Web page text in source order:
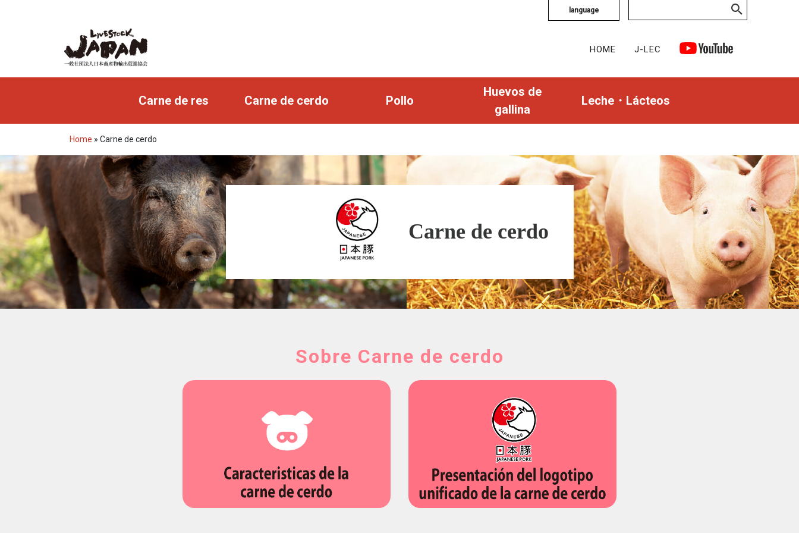
language
HOME J-LEC
Carne de res Carne de cerdo Pollo
Huevos de
gallina
Leche・Lácteos
Home » Carne de cerdo
Carne de cerdo
Sobre Carne de cerdo